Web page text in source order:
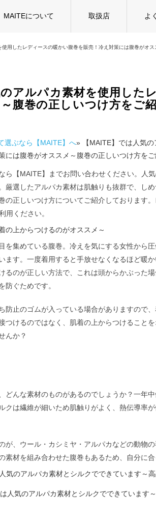
MAITEについて 取扱店 よ
使用したレディースの暖かい腹巻を販売！冷え対策には腹巻がオ
のアルパカ素材を使用した
腹巻の正しいつけ方をご
選ぶなら【MAITE】へ» 【MAITE】では人気
には腹巻がオススメ～腹巻の正しいつけ方をご
ら【MAITE】までお問い合わせください。人
厳選したアルパカ素材は肌触りも抜群で、し
の正しいつけ方についてご紹介しております
用ください。
の上からつけるのがオススメ～
を集めている腹巻。冷えを気にする女性から
ます。一度着用すると手放せなくなるほど暖
るのが正しい方法で、これは頭からかぶった場
防ぐためです。
防止のゴムが入っている場合がありますので
つけるのではなく、肌着の上からつけること
んか？
どんな素材のものがあるのでしょうか？一年
クは繊維が細いため肌触りがよく、熱伝導率
が、ウール・カシミヤ・アルパカなどの動物
素材を組み合わせた腹巻もあるため、自分に合
気のアルパカ素材とシルクでできています～